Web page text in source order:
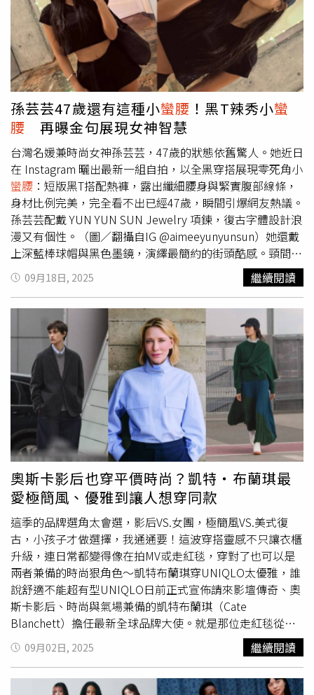
好，沒有過於健壯卻充滿力量美。她的狀態再度證明，女神
兩個字絕非浪得虛名。孫藝珍平時就是每天要固定運動的
人，她的運動項目包括禪柔、皮拉提斯、瑜珈、TRX等。
（圖／翻攝自網路）
孫芸芸47歲還有這種小蠻腰 ！黑T辣秀小蠻
腰 再曝金句展現女神智慧
台灣名媛兼時尚女神孫芸芸，47歲的狀態依舊驚人。她近日
在 Instagram 曬出最新一組自拍，以全黑穿搭展現零死角小
蠻腰 ：短版黑T搭配熱褲，露出纖細腰身與緊實腹部線條，
身材比例完美，完全看不出已經47歲，瞬間引爆網友熱議。
孫芸芸配戴 YUN YUN SUN Jewelry 項鍊，復古字體設計浪
漫又有個性。（圖／翻攝自IG @aimeeyunyunsun）她還戴
上深藍棒球帽與黑色墨鏡，演繹最簡約的街頭酷感。頸間則
點綴自家品牌 YUN YUN SUN Jewelry 的金色吊墜項鍊，上
頭刻著「Thinking of you all the time」，浪漫又不失個
性，讓低調造型瞬間提升時尚氣場。除了辣曬小蠻腰，孫芸
芸更曬出「金句書照」，分享《Don’t Believe Everything
You Think》一書，上頭寫著：「Why your thinking is the
beginning & end of suffering.」（不要全都相信你的想法，
因為念頭可能是痛苦的開端與終點。）一句簡單卻充滿哲理
的文字，立刻引發粉絲共鳴，直呼「外表女神，內心更強
大」。47歲孫芸芸一身全黑穿搭，短版黑T辣秀小
蠻腰，狀
態驚人。（圖／取自IG @aimeeyunyunsun）47歲的孫芸芸
用自律展現完美小蠻腰 ，再用哲學文字傳遞心靈力量，讓大
家再一次見識到「不老女神」的雙重魅力。（圖／取自IG
@aimeeyunyunsun）
09月18日, 2025 繼續閱讀
奧斯卡影后也穿平價時尚？凱特・布蘭琪最
愛極簡風、優雅到讓人想穿同款
這季的品牌選角太會選，影后VS.女團，極簡風VS.美式復
古，小孩子才做選擇，我通通要！這波穿搭靈感不只讓衣櫃
升級，連日常都變得像在拍MV或走紅毯，穿對了也可以是
兩者兼備的時尚狠角色～凱特布蘭琪穿UNIQLO太優雅，誰
說舒適不能超有型UNIQLO日前正式宣佈請來影壇傳奇、奧
斯卡影后、時尚與氣場兼備的凱特布蘭琪（Cate
Blanchett）擔任最新全球品牌大使。就是那位走紅毯從不
出錯、演《藍色茉莉》讓人心碎、《塔爾》又帥到炸裂的
她，現在穿上UNIQLO，打造經典、簡約、耐穿又高質感。
（圖／品牌提供）看看形象照中的凱特布蘭琪，身穿
UNIQLO : C系列的棉質立領襯衫外套，不做作、不刻意，
09月02日, 2025 繼續閱讀